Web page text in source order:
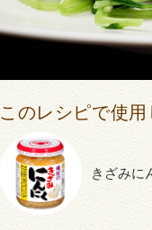
このレシピで使
きざみに